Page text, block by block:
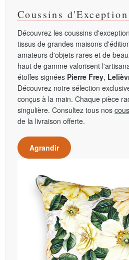
Coussins d'Exception
Découvrez les coussins d'exception
tissus de grandes maisons
amateurs d'objets rares et de
haut de gamme valorisent
étoffes signées Pierre Frey,
Découvrez notre sélection
conçus à la main. Chaque pièce
singulière. Consultez tous nos
de la livraison offerte.
Agrandir